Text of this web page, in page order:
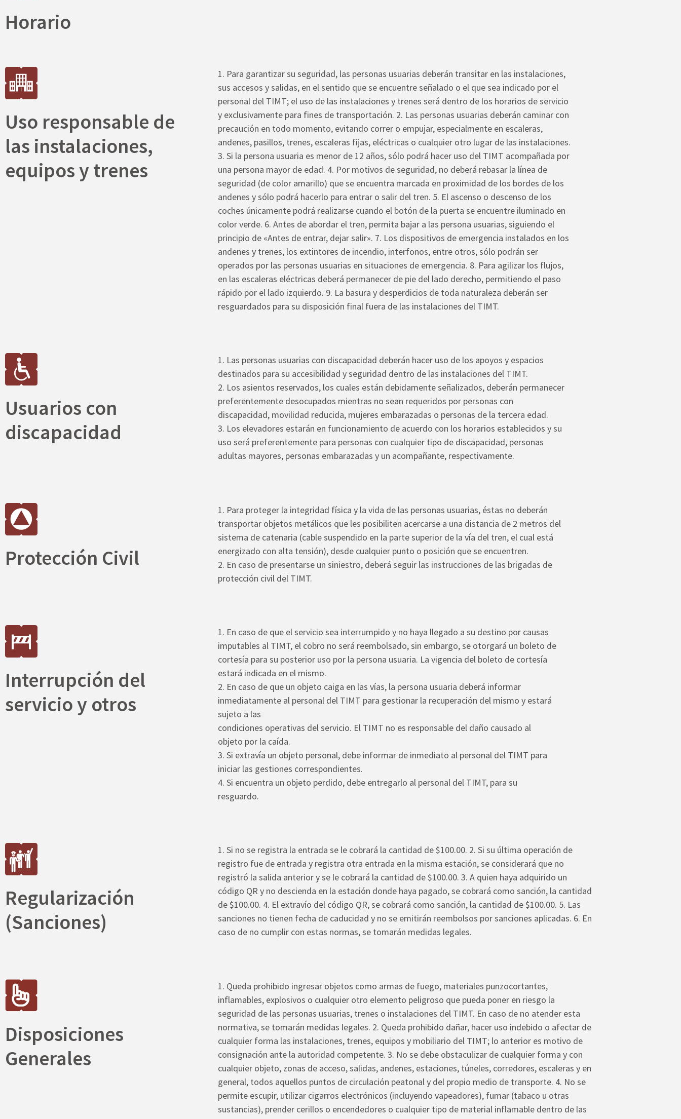
Horario
Uso responsable de
las instalaciones,
equipos y trenes
1. Para garantizar su seguridad, las personas usuarias deberán transitar en las instalaciones,
sus accesos y salidas, en el sentido que se encuentre señalado o el que sea indicado por el
personal del TIMT; el uso de las instalaciones y trenes será dentro de los horarios de servicio
y exclusivamente para fines de transportación. 2. Las personas usuarias deberán caminar con
precaución en todo momento, evitando correr o empujar, especialmente en escaleras,
andenes, pasillos, trenes, escaleras fijas, eléctricas o cualquier otro lugar de las instalaciones.
3. Si la persona usuaria es menor de 12 años, sólo podrá hacer uso del TIMT acompañada por
una persona mayor de edad. 4. Por motivos de seguridad, no deberá rebasar la línea de
seguridad (de color amarillo) que se encuentra marcada en proximidad de los bordes de los
andenes y sólo podrá hacerlo para entrar o salir del tren. 5. El ascenso o descenso de los
coches únicamente podrá realizarse cuando el botón de la puerta se encuentre iluminado en
color verde. 6. Antes de abordar el tren, permita bajar a las persona usuarias, siguiendo el
principio de «Antes de entrar, dejar salir». 7. Los dispositivos de emergencia instalados en los
andenes y trenes, los extintores de incendio, interfonos, entre otros, sólo podrán ser
operados por las personas usuarias en situaciones de emergencia. 8. Para agilizar los flujos,
en las escaleras eléctricas deberá permanecer de pie del lado derecho, permitiendo el paso
rápido por el lado izquierdo. 9. La basura y desperdicios de toda naturaleza deberán ser
resguardados para su disposición final fuera de las instalaciones del TIMT.
Usuarios con
discapacidad
1. Las personas usuarias con discapacidad deberán hacer uso de los apoyos y espacios
destinados para su accesibilidad y seguridad dentro de las instalaciones del TIMT.
2. Los asientos reservados, los cuales están debidamente señalizados, deberán permanecer
preferentemente desocupados mientras no sean requeridos por personas con
discapacidad, movilidad reducida, mujeres embarazadas o personas de la tercera edad.
3. Los elevadores estarán en funcionamiento de acuerdo con los horarios establecidos y su
uso será preferentemente para personas con cualquier tipo de discapacidad, personas
adultas mayores, personas embarazadas y un acompañante, respectivamente.
Protección Civil
1. Para proteger la integridad física y la vida de las personas usuarias, éstas no deberán
transportar objetos metálicos que les posibiliten acercarse a una distancia de 2 metros del
sistema de catenaria (cable suspendido en la parte superior de la vía del tren, el cual está
energizado con alta tensión), desde cualquier punto o posición que se encuentren.
2. En caso de presentarse un siniestro, deberá seguir las instrucciones de las brigadas de
protección civil del TIMT.
Interrupción del
servicio y otros
1. En caso de que el servicio sea interrumpido y no haya llegado a su destino por causas
imputables al TIMT, el cobro no será reembolsado, sin embargo, se otorgará un boleto de
cortesía para su posterior uso por la persona usuaria. La vigencia del boleto de cortesía
estará indicada en el mismo.
2. En caso de que un objeto caiga en las vías, la persona usuaria deberá informar
inmediatamente al personal del TIMT para gestionar la recuperación del mismo y estará
sujeto a las
condiciones operativas del servicio. El TIMT no es responsable del daño causado al
objeto por la caída.
3. Si extravía un objeto personal, debe informar de inmediato al personal del TIMT para
iniciar las gestiones correspondientes.
4. Si encuentra un objeto perdido, debe entregarlo al personal del TIMT, para su
resguardo.
Regularización
(Sanciones)
1. Si no se registra la entrada se le cobrará la cantidad de $100.00. 2. Si su última operación de
registro fue de entrada y registra otra entrada en la misma estación, se considerará que no
registró la salida anterior y se le cobrará la cantidad de $100.00. 3. A quien haya adquirido un
código QR y no descienda en la estación donde haya pagado, se cobrará como sanción, la cantidad
de $100.00. 4. El extravío del código QR, se cobrará como sanción, la cantidad de $100.00. 5. Las
sanciones no tienen fecha de caducidad y no se emitirán reembolsos por sanciones aplicadas. 6. En
caso de no cumplir con estas normas, se tomarán medidas legales.
Disposiciones
Generales
1. Queda prohibido ingresar objetos como armas de fuego, materiales punzocortantes,
inflamables, explosivos o cualquier otro elemento peligroso que pueda poner en riesgo la
seguridad de las personas usuarias, trenes o instalaciones del TIMT. En caso de no atender esta
normativa, se tomarán medidas legales. 2. Queda prohibido dañar, hacer uso indebido o afectar de
cualquier forma las instalaciones, trenes, equipos y mobiliario del TIMT; lo anterior es motivo de
consignación ante la autoridad competente. 3. No se debe obstaculizar de cualquier forma y con
cualquier objeto, zonas de acceso, salidas, andenes, estaciones, túneles, corredores, escaleras y en
general, todos aquellos puntos de circulación peatonal y del propio medio de transporte. 4. No se
permite escupir, utilizar cigarros electrónicos (incluyendo vapeadores), fumar (tabaco u otras
sustancias), prender cerillos o encendedores o cualquier tipo de material inflamable dentro de las